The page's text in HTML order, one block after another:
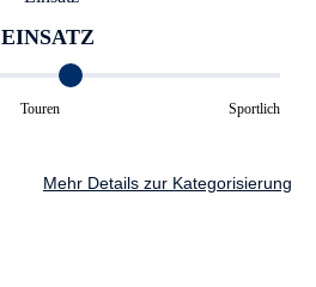
EINSATZ
Touren Sportlich
Mehr Details zur Kategorisierung